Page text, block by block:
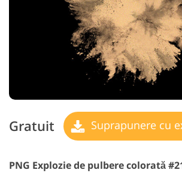
Gratuit Suprapunere cu
PNG Explozie de pulbere colorată